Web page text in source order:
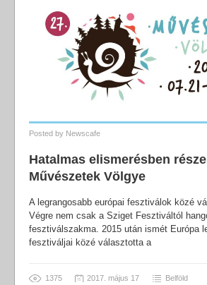
Posted by Newscafe
Hatalmas elismerésben
Művészetek Völgye
A legrangosabb európai fesztiválok közé
Végre nem csak a Sziget Fesztiváltól
fesztiválszakma. 2015 után ismét Európa
fesztiváljai közé választotta a
1375 2017. május 17 Belföld